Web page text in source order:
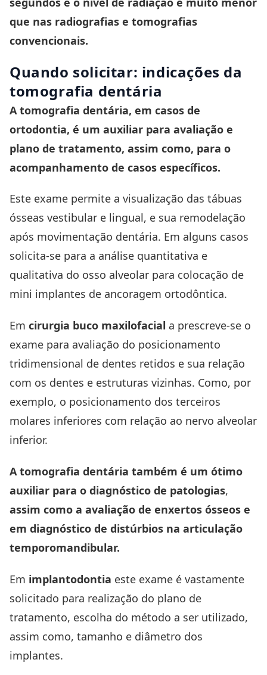
que nas radiografias e tomografias
convencionais.
Quando solicitar: indicações da
tomografia dentária
A tomografia dentária, em casos de
ortodontia, é um auxiliar para avaliação e
plano de tratamento, assim como, para o
acompanhamento de casos específicos.
Este exame permite a visualização das tábuas
ósseas vestibular e lingual, e sua remodelação
após movimentação dentária. Em alguns casos
solicita-se para a análise quantitativa e
qualitativa do osso alveolar para colocação de
mini implantes de ancoragem ortodôntica.
Em cirurgia buco maxilofacial a prescreve-se o
exame para avaliação do posicionamento
tridimensional de dentes retidos e sua relação
com os dentes e estruturas vizinhas. Como, por
exemplo, o posicionamento dos terceiros
molares inferiores com relação ao nervo alveolar
inferior.
A tomografia dentária também é um ótimo
auxiliar para o diagnóstico de patologias,
assim como a avaliação de enxertos ósseos e
em diagnóstico de distúrbios na articulação
temporomandibular.
Em implantodontia este exame é vastamente
solicitado para realização do plano de
tratamento, escolha do método a ser utilizado,
assim como, tamanho e diâmetro dos
implantes.